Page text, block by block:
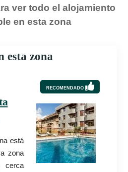
ver todo el alojamiento
en esta zona
esta zona
RECOMENDADO
está
zona
cerca